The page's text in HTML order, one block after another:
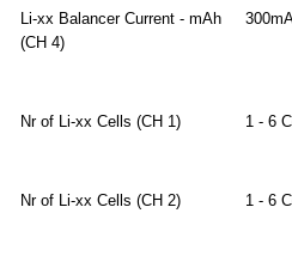
Li-xx Balancer Current - mAh
(CH 4)
Nr of Li-xx Cells (CH 1) 1 - 6
Nr of Li-xx Cells (CH 2) 1 - 6